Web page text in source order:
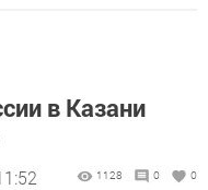
в Казани
1128 0 0